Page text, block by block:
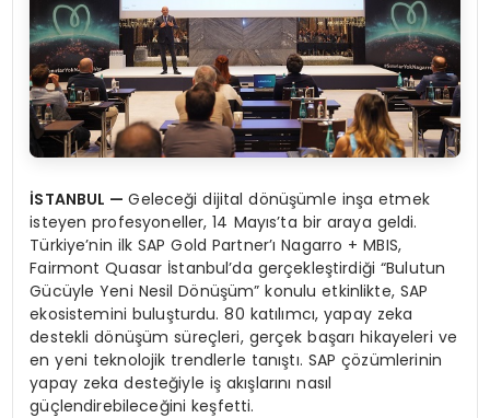
İSTANBUL —Geleceği dijital dönüşümle inşa etmek
isteyen profesyoneller, 14 Mayıs’ta bir araya geldi.
Türkiye’nin ilk SAP Gold Partner’ı Nagarro + MBIS,
Fairmont Quasar İstanbul’da gerçekleştirdiği “Bulutun
Gücüyle Yeni Nesil Dönüşüm” konulu etkinlikte, SAP
ekosistemini buluşturdu. 80 katılımcı, yapay zeka
destekli dönüşüm süreçleri, gerçek başarı hikayeleri ve
en yeni teknolojik trendlerle tanıştı. SAP çözümlerinin
yapay zeka desteğiyle iş akışlarını nasıl
güçlendirebileceğini keşfetti.